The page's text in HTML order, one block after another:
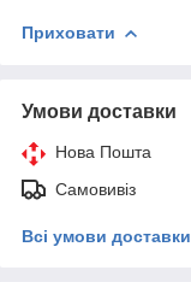
Приховати
Умови доставки
Нова Пошта
Самовивіз
Всі умови доставки